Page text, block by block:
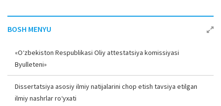
BOSH MENYU
«O‘zbekiston Respublikasi Oliy attestatsiya komissiyasi
Byulleteni»
Dissertatsiya asosiy ilmiy natijalarini chop etish tavsiya etilgan
ilmiy nashrlar ro‘yxati